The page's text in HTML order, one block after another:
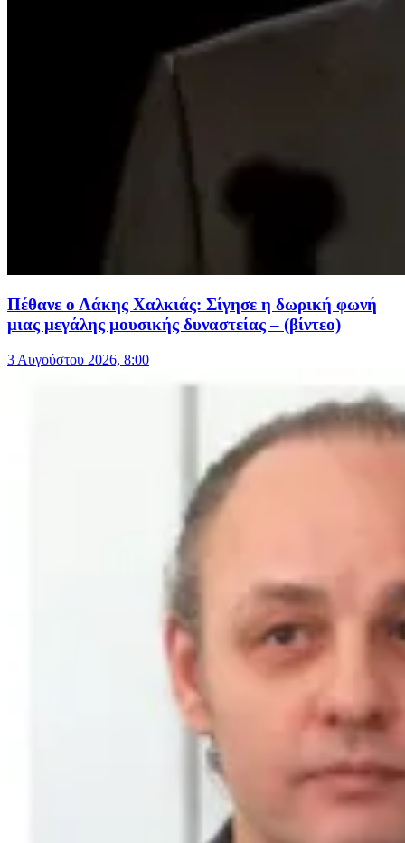
Πέθανε ο Λάκης Χαλκιάς: Σίγησε η δωρική φωνή
μιας μεγάλης μουσικής δυναστείας – (βίντεο)
3 Αυγούστου 2026, 8:00